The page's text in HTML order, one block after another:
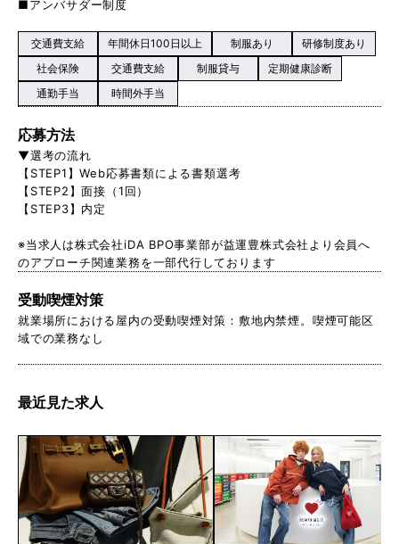
■アンバサダー制度
交通費支給 年間休日100日以上 制服あり
研修制度あり
社会保険
交通費支給 制服貸与
定期健康診断
通勤手当
時間外手当
応募方法
▼選考の流れ
【STEP1】Web応募書類による書類選考
【STEP2】面接（1回）
【STEP3】内定
※当求人は株式会社iDA BPO事業部が益運豊株式会社より会員へ
のアプローチ関連業務を一部代行しております
受動喫煙対策
就業場所における屋内の受動喫煙対策：敷地内禁煙。喫煙可能区
域での業務なし
最近見た求人